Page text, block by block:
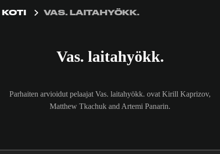
KOTI VAS. LAITAHYÖKK.
Vas. laitahyökk.
Parhaiten arvioidut pelaajat Vas. laitahyökk. ovat Kirill Kaprizov,
Matthew Tkachuk and Artemi Panarin.